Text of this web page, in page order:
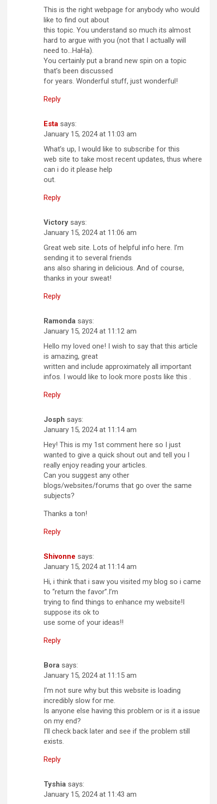
This is the right webpage for anybody who would
like to find out about
this topic. You understand so much its almost
hard to argue with you (not that I actually will
need to…HaHa).
You certainly put a brand new spin on a topic
that’s been discussed
for years. Wonderful stuff, just wonderful!
Reply
Esta says:
January 15, 2024 at 11:03 am
What’s up, I would like to subscribe for this
web site to take most recent updates, thus where
can i do it please help
out.
Reply
Victory says:
January 15, 2024 at 11:06 am
Great web site. Lots of helpful info here. I’m
sending it to several friends
ans also sharing in delicious. And of course,
thanks in your sweat!
Reply
Ramonda says:
January 15, 2024 at 11:12 am
Hello my loved one! I wish to say that this article
is amazing, great
written and include approximately all important
infos. I would like to look more posts like this .
Reply
Josph says:
January 15, 2024 at 11:14 am
Hey! This is my 1st comment here so I just
wanted to give a quick shout out and tell you I
really enjoy reading your articles.
Can you suggest any other
blogs/websites/forums that go over the same
subjects?
Thanks a ton!
Reply
Shivonne says:
January 15, 2024 at 11:14 am
Hi, i think that i saw you visited my blog so i came
to “return the favor”.I’m
trying to find things to enhance my website!I
suppose its ok to
use some of your ideas!!
Reply
Bora says:
January 15, 2024 at 11:15 am
I’m not sure why but this website is loading
incredibly slow for me.
Is anyone else having this problem or is it a issue
on my end?
I’ll check back later and see if the problem still
exists.
Reply
Tyshia says:
January 15, 2024 at 11:43 am